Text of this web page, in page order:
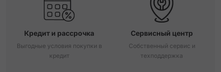
Кредит и рассрочка
Выгодные условия покупки в
кредит
Сервисный центр
Собственный сервис и
техподдержка